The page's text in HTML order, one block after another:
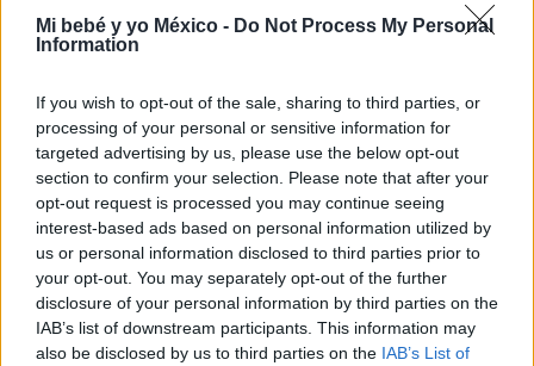
Mi bebé y yo México - Do Not Process My Personal
Information
If you wish to opt-out of the sale, sharing to third parties, or
processing of your personal or sensitive information for
targeted advertising by us, please use the below opt-out
section to confirm your selection. Please note that after your
opt-out request is processed you may continue seeing
interest-based ads based on personal information utilized by
us or personal information disclosed to third parties prior to
your opt-out. You may separately opt-out of the further
disclosure of your personal information by third parties on the
IAB’s list of downstream participants. This information may
also be disclosed by us to third parties on the IAB’s List of
NOTICIAS